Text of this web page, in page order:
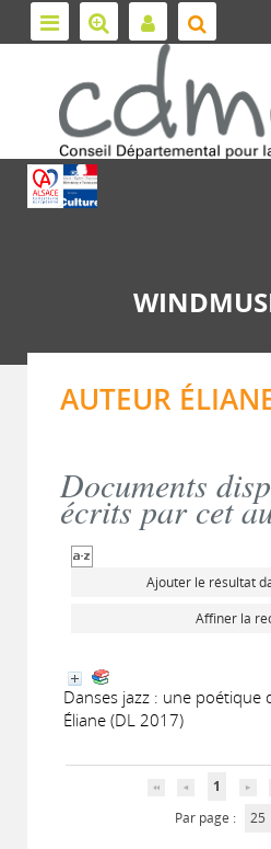
AUTEUR
Documents
écrits par cet
Ajouter le résultat
Affiner la
Danses jazz : une poétique
Éliane (DL 2017)
1
Par page :
25